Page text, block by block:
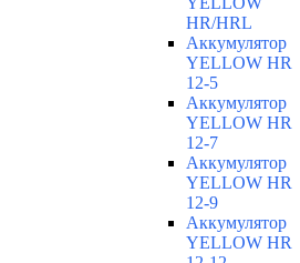
HR/HRL
Аккумулятор
YELLOW HR
12-5
Аккумулятор
YELLOW HR
12-7
Аккумулятор
YELLOW HR
12-9
Аккумулятор
YELLOW HR